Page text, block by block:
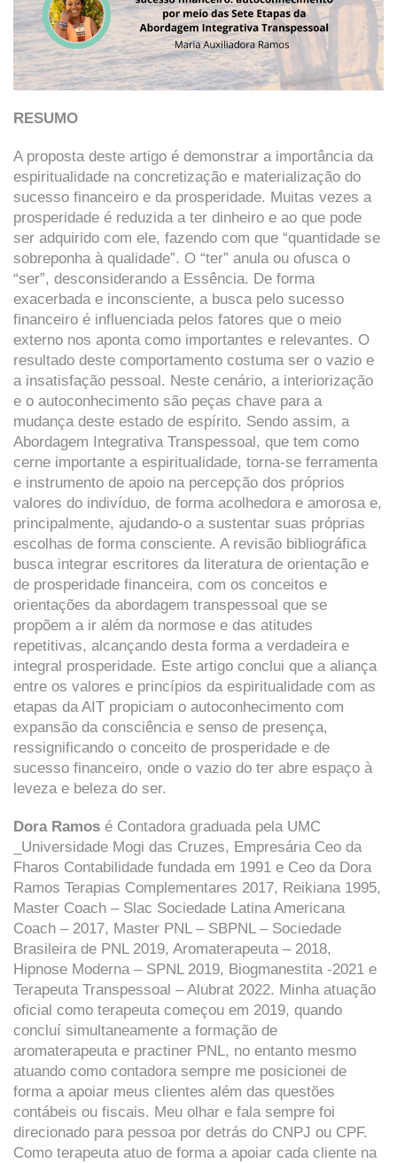
RESUMO
A proposta deste artigo é demonstrar a importância da
espiritualidade na concretização e materialização do
sucesso financeiro e da prosperidade. Muitas vezes a
prosperidade é reduzida a ter dinheiro e ao que pode
ser adquirido com ele, fazendo com que “quantidade se
sobreponha à qualidade”. O “ter” anula ou ofusca o
“ser”, desconsiderando a Essência. De forma
exacerbada e inconsciente, a busca pelo sucesso
financeiro é influenciada pelos fatores que o meio
externo nos aponta como importantes e relevantes. O
resultado deste comportamento costuma ser o vazio e
a insatisfação pessoal. Neste cenário, a interiorização
e o autoconhecimento são peças chave para a
mudança deste estado de espírito. Sendo assim, a
Abordagem Integrativa Transpessoal, que tem como
cerne importante a espiritualidade, torna-se ferramenta
e instrumento de apoio na percepção dos próprios
valores do indivíduo, de forma acolhedora e amorosa e,
principalmente, ajudando-o a sustentar suas próprias
escolhas de forma consciente. A revisão bibliográfica
busca integrar escritores da literatura de orientação e
de prosperidade financeira, com os conceitos e
orientações da abordagem transpessoal que se
propõem a ir além da normose e das atitudes
repetitivas, alcançando desta forma a verdadeira e
integral prosperidade. Este artigo conclui que a aliança
entre os valores e princípios da espiritualidade com as
etapas da AIT propiciam o autoconhecimento com
expansão da consciência e senso de presença,
ressignificando o conceito de prosperidade e de
sucesso financeiro, onde o vazio do ter abre espaço à
leveza e beleza do ser.
Dora Ramos é Contadora graduada pela UMC
_Universidade Mogi das Cruzes, Empresária Ceo da
Fharos Contabilidade fundada em 1991 e Ceo da Dora
Ramos Terapias Complementares 2017, Reikiana 1995,
Master Coach – Slac Sociedade Latina Americana
Coach – 2017, Master PNL – SBPNL – Sociedade
Brasileira de PNL 2019, Aromaterapeuta – 2018,
Hipnose Moderna – SPNL 2019, Biogmanestita -2021 e
Terapeuta Transpessoal – Alubrat 2022. Minha atuação
oficial como terapeuta começou em 2019, quando
concluí simultaneamente a formação de
aromaterapeuta e practiner PNL, no entanto mesmo
atuando como contadora sempre me posicionei de
forma a apoiar meus clientes além das questões
contábeis ou fiscais. Meu olhar e fala sempre foi
direcionado para pessoa por detrás do CNPJ ou CPF.
Como terapeuta atuo de forma a apoiar cada cliente na